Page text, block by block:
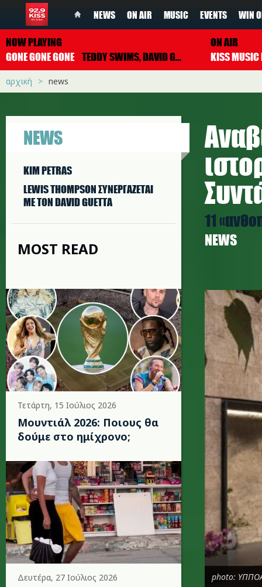
NEWS ON AIR MUSIC EVENTS WIN
NOW PLAYING
GONE GONE GONE TEDDY SWIMS, DAVID GUETTA & TONES AND I
ON AIR
αρχική news
NEWS
KIM PETRAS
LEWIS THOMPSON ΣΥΝΕΡΓAΖΕΤΑΙ
ΜΕ ΤΟΝ DAVID GUETTA
MOST READ
Τετάρτη, 15 Ιούλιος 2026
Μουντιάλ 2026: Ποιους θα
δούμε στο ημίχρονο;
Δευτέρα, 27 Ιούλιος 2026
11
NEWS
photo: